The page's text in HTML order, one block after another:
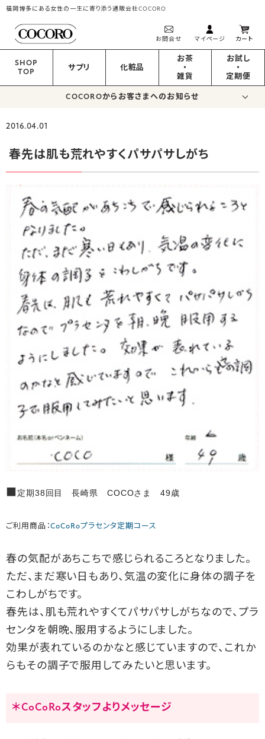
福岡博多にある女性の一生に寄り添う通販会社COCORO
お問合せ マイページ カート
SHOP
TOP
サプリ 化粧品
お茶
・
雑貨
お試し
・
定期便
COCOROからお客さまへのお知らせ
2016.04.01
春先は肌も荒れやすくパサパサしがち
■定期38回目 長崎県 COCOさま 49歳
ご利用商品：CoCoRoプラセンタ定期コース
春の気配があちこちで感じられるころとなりました。
ただ、まだ寒い日もあり、気温の変化に身体の調子を
こわしがちです。
春先は、肌も荒れやすくてパサパサしがちなので、プラ
センタを朝晩、服用するようにしました。
効果が表れているのかなと感じていますので、これか
らもその調子で服用してみたいと思います。
＊CoCoRoスタッフよりメッセージ